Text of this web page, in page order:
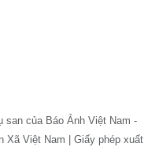
của Báo Ảnh Việt Nam -
Xã Việt Nam | Giấy phép xuất